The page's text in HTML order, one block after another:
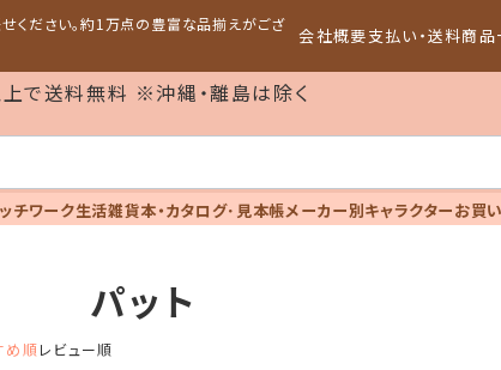
ください。約1万点の豊富な品揃えがござ
会社概要支払い・送料商品
で送料無料 ※沖縄・離島は除く
チワーク生活雑貨本・カタログ･見本帳メーカー別キャラクターお買
パット
め順レビュー順